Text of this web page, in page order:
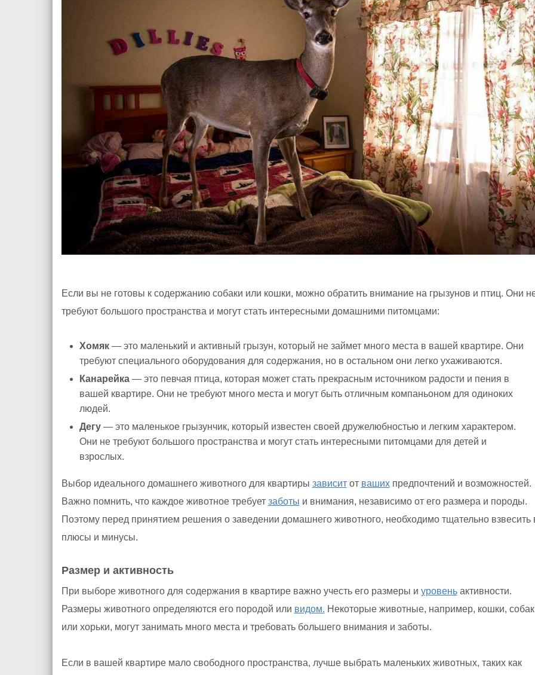
Если вы не готовы к содержанию собаки или кошки, можно обратить внимание на грызунов и птиц. Они
требуют большого пространства и могут стать интересными домашними питомцами:
Хомяк— это маленький и активный грызун, который не займет много места в вашей квартире. Они
требуют специального оборудования для содержания, но в остальном они легко ухаживаются.
Канарейка— это певчая птица, которая может стать прекрасным источником радости и пения в
вашей квартире. Они не требуют много места и могут быть отличным компаньоном для одиноких
людей.
Дегу— это маленькое грызунчик, который известен своей дружелюбностью и легким характером.
Они не требуют большого пространства и могут стать интересными питомцами для детей и
взрослых.
Выбор идеального домашнего животного для квартиры зависитот вашихпредпочтений и возможностей.
Важно помнить, что каждое животное требует заботы и внимания, независимо от его размера и породы.
Поэтому перед принятием решения о заведении домашнего животного, необходимо тщательно взвесить
плюсы и минусы.
Размер и активность
При выборе животного для содержания в квартире важно учесть его размеры и уровеньактивности.
Размеры животного определяются его породой или видом. Некоторые животные, например, кошки,
или хорьки, могут занимать много места и требовать большего внимания и заботы.
Если в вашей квартире мало свободного пространства, лучше выбрать маленьких животных, таких как